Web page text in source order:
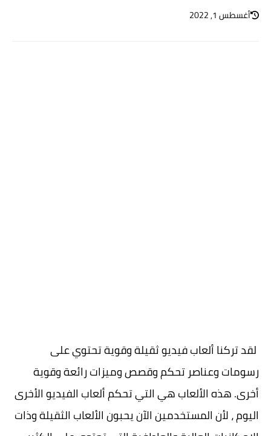
أغسطس 1, 2022
لقد تركنا ألعاب فيديو ثقيلة وقوية تحتوي على
رسومات وعناصر تحكم وقصص وميزات رائعة وقوية
أخرى. هذه الألعاب هي التي تحكم ألعاب الفيديو الأخرى
اليوم ، لأن المستخدمين الآن يحبون الألعاب الثقيلة وذات